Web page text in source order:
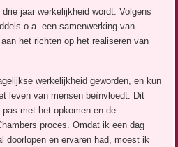
jaar werkelijkheid wordt. Volgens
o.a. een samenwerking van
het richten op het realiseren van
werkelijkheid geworden, en kun
leven van mensen beïnvloedt. Dit
met het opkomen en de
proces. Omdat ik een dag
doorlopen en ervaren had, moest ik